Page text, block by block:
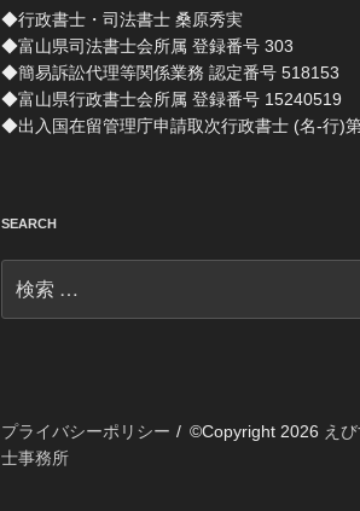
◆行政書士・司法書士 桑原秀実
◆富山県司法書士会所属 登録番号 303
◆簡易訴訟代理等関係業務 認定番号 518153
◆富山県行政書士会所属 登録番号 15240519
◆出入国在留管理庁申請取次行政書士 (名-行)
SEARCH
索:
プライバシーポリシー ©Copyright 2026 え
士事務所